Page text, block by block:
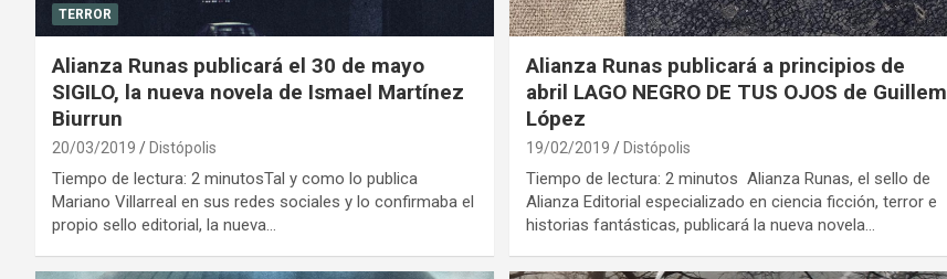
TERROR
Alianza Runas publicará el 30 de mayo
SIGILO, la nueva novela de Ismael Martínez
Biurrun
20/03/2019 Distópolis
Tiempo de lectura: 2 minutosTal y como lo publica
Mariano Villarreal en sus redes sociales y lo confirmaba el
propio sello editorial, la nueva…
Alianza Runas publicará a principios de
abril LAGO NEGRO DE TUS OJOS de Guillem
López
19/02/2019 Distópolis
Tiempo de lectura: 2 minutos Alianza Runas, el sello de
Alianza Editorial especializado en ciencia ficción, terror e
historias fantásticas, publicará la nueva novela…